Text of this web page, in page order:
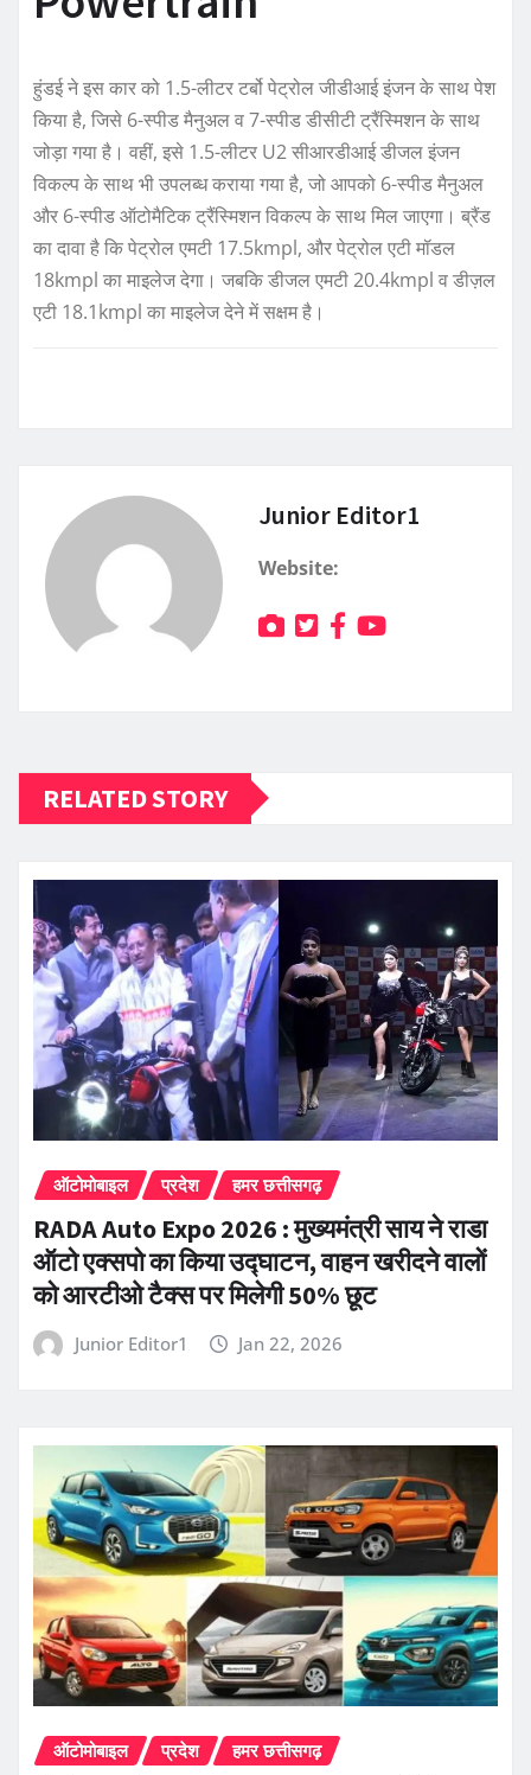
हुंडई ने इस कार को 1.5-लीटर टर्बो पेट्रोल जीडीआई इंजन के साथ पेश
किया है, जिसे 6-स्पीड मैनुअल व 7-स्पीड डीसीटी ट्रैंस्मिशन के साथ
जोड़ा गया है। वहीं, इसे 1.5-लीटर U2 सीआरडीआई डीजल इंजन
विकल्प के साथ भी उपलब्ध कराया गया है, जो आपको 6-स्पीड मैनुअल
और 6-स्पीड ऑटोमैटिक ट्रैंस्मिशन विकल्प के साथ मिल जाएगा। ब्रैंड
का दावा है कि पेट्रोल एमटी 17.5kmpl, और पेट्रोल एटी मॉडल
18kmpl का माइलेज देगा। जबकि डीजल एमटी 20.4kmpl व डीज़ल
एटी 18.1kmpl का माइलेज देने में सक्षम है।
Junior Editor1
Website:
RELATED STORY
ऑटोमोबाइल प्रदेश हमर छत्तीसगढ़
RADA Auto Expo 2026 : मुख्यमंत्री साय ने राडा
ऑटो एक्सपो का किया उद्घाटन, वाहन खरीदने वालों
को आरटीओ टैक्स पर मिलेगी 50% छूट
Junior Editor1 Jan 22, 2026
ऑटोमोबाइल प्रदेश हमर छत्तीसगढ़